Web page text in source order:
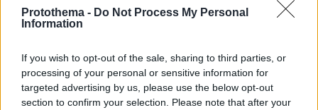
Protothema - Do Not Process My Personal
Information
If you wish to opt-out of the sale, sharing to third parties, or
processing of your personal or sensitive information for
targeted advertising by us, please use the below opt-out
section to confirm your selection. Please note that after your